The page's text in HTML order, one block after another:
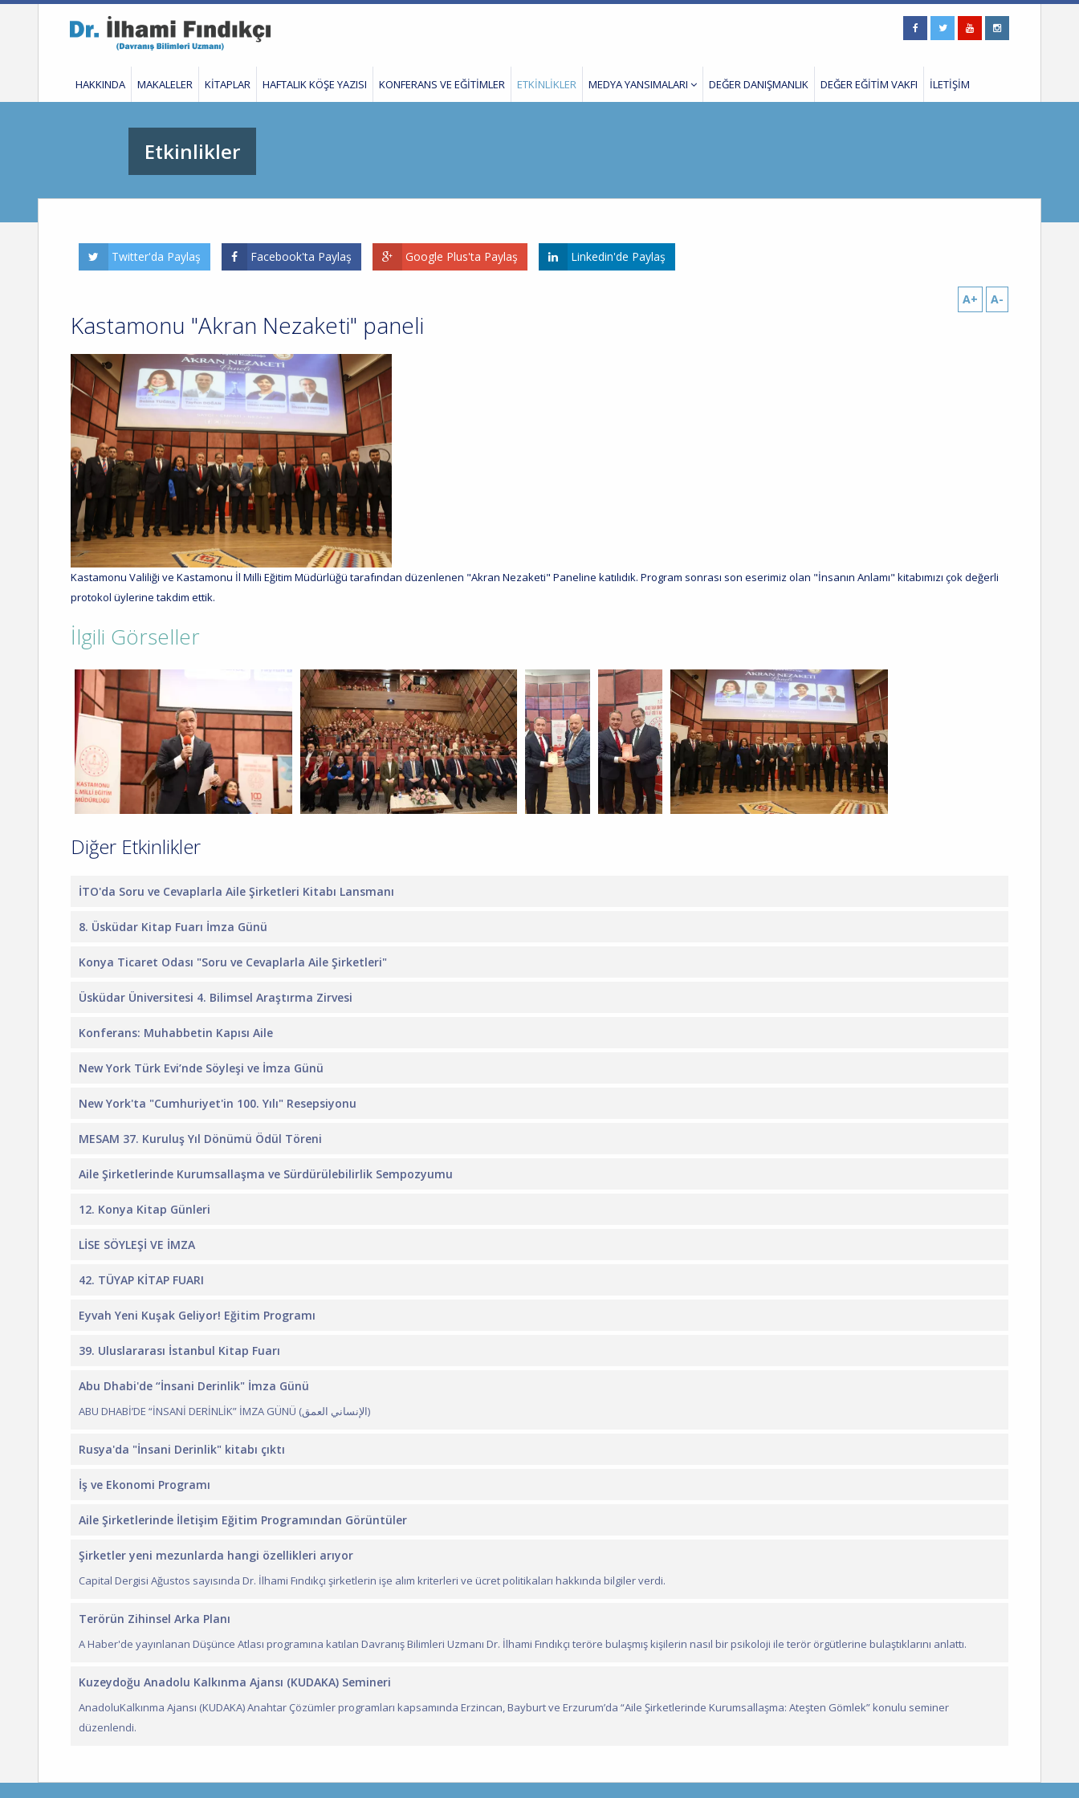
HAKKINDA MAKALELER KİTAPLAR HAFTALIK KÖŞE YAZISI KONFERANS VE EĞİTİMLER ETKİNLİKLER MEDYA YANSIMALARI DEĞER DANIŞMANLIK DEĞER EĞİTİM VAKFI İLETİŞİM
Etkinlikler
Twitter'da Paylaş Facebook'ta Paylaş Google Plus'ta Paylaş Linkedin'de Paylaş
A+ A-
Kastamonu "Akran Nezaketi" paneli
Kastamonu Valiliği ve Kastamonu İl Milli Eğitim Müdürlüğü tarafından düzenlenen "Akran Nezaketi" Paneline katılıdık. Program sonrası son eserimiz olan "İnsanın Anlamı" kitabımızı çok değerli
protokol üylerine takdim ettik.
İlgili Görseller
Diğer Etkinlikler
İTO'da Soru ve Cevaplarla Aile Şirketleri Kitabı Lansmanı
8. Üsküdar Kitap Fuarı İmza Günü
Konya Ticaret Odası "Soru ve Cevaplarla Aile Şirketleri"
Üsküdar Üniversitesi 4. Bilimsel Araştırma Zirvesi
Konferans: Muhabbetin Kapısı Aile
New York Türk Evi’nde Söyleşi ve İmza Günü
New York'ta "Cumhuriyet'in 100. Yılı" Resepsiyonu
MESAM 37. Kuruluş Yıl Dönümü Ödül Töreni
Aile Şirketlerinde Kurumsallaşma ve Sürdürülebilirlik Sempozyumu
12. Konya Kitap Günleri
LİSE SÖYLEŞİ VE İMZA
42. TÜYAP KİTAP FUARI
Eyvah Yeni Kuşak Geliyor! Eğitim Programı
39. Uluslararası İstanbul Kitap Fuarı
Abu Dhabi'de “İnsani Derinlik" İmza Günü
ABU DHABİ’DE “İNSANİ DERİNLİK” İMZA GÜNÜ (الإنساني العمق)
Rusya'da "İnsani Derinlik" kitabı çıktı
İş ve Ekonomi Programı
Aile Şirketlerinde İletişim Eğitim Programından Görüntüler
Şirketler yeni mezunlarda hangi özellikleri arıyor
Capital Dergisi Ağustos sayısında Dr. İlhami Fındıkçı şirketlerin işe alım kriterleri ve ücret politikaları hakkında bilgiler verdi.
Terörün Zihinsel Arka Planı
A Haber'de yayınlanan Düşünce Atlası programına katılan Davranış Bilimleri Uzmanı Dr. İlhami Fındıkçı teröre bulaşmış kişilerin nasıl bir psikoloji ile terör örgütlerine bulaştıklarını anlattı.
Kuzeydoğu Anadolu Kalkınma Ajansı (KUDAKA) Semineri
AnadoluKalkınma Ajansı (KUDAKA) Anahtar Çözümler programları kapsamında Erzincan, Bayburt ve Erzurum’da “Aile Şirketlerinde Kurumsallaşma: Ateşten Gömlek” konulu seminer
düzenlendi.